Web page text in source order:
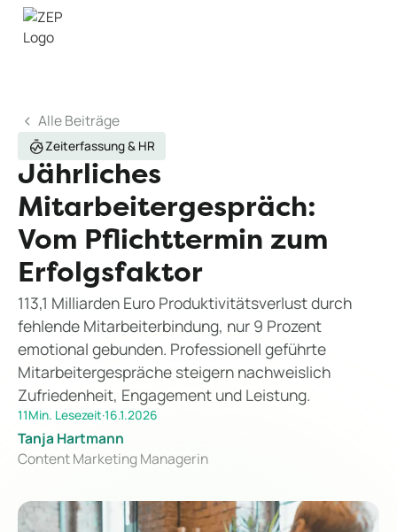
Alle Beiträge
Zeiterfassung & HR
Jährliches
Mitarbeitergespräch:
Vom Pflichttermin zum
Erfolgsfaktor
113,1 Milliarden Euro Produktivitätsverlust durch
fehlende Mitarbeiterbindung, nur 9 Prozent
emotional gebunden. Professionell geführte
Mitarbeitergespräche steigern nachweislich
Zufriedenheit, Engagement und Leistung.
11Min. Lesezeit·16.1.2026
Tanja Hartmann
Content Marketing Managerin